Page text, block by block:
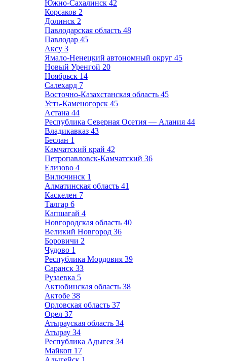
Южно-Сахалинск 42
Корсаков 2
Долинск 2
Павлодарская область 48
Павлодар 45
Аксу 3
Ямало-Ненецкий автономный округ 45
Новый Уренгой 20
Ноябрьск 14
Салехард 7
Восточно-Казахстанская область 45
Усть-Каменогорск 45
Астана 44
Республика Северная Осетия — Алания 44
Владикавказ 43
Беслан 1
Камчатский край 42
Петропавловск-Камчатский 36
Елизово 4
Вилючинск 1
Алматинская область 41
Каскелен 7
Талгар 6
Капшагай 4
Новгородская область 40
Великий Новгород 36
Боровичи 2
Чудово 1
Республика Мордовия 39
Саранск 33
Рузаевка 5
Актюбинская область 38
Актобе 38
Орловская область 37
Орел 37
Атырауская область 34
Атырау 34
Республика Адыгея 34
Майкоп 17